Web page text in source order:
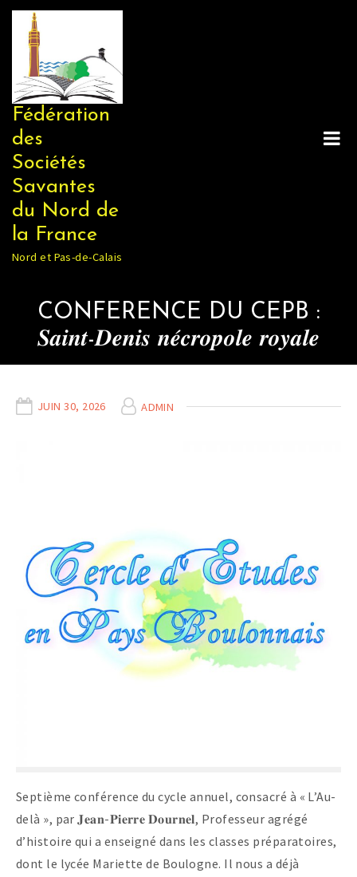
Skip
content
Fédération
des
Sociétés
Savantes
du Nord de
la France
Nord et Pas-de-Calais
CONFERENCE DU CEPB :
𝑺𝒂𝒊𝒏𝒕-𝑫𝒆𝒏𝒊𝒔 𝒏𝒆́𝒄𝒓𝒐𝒑𝒐𝒍𝒆 𝒓𝒐𝒚𝒂𝒍𝒆
JUIN 30, 2026 ADMIN
Septième conférence du cycle annuel, consacré à « L’Au-
delà », par 𝐉𝐞𝐚𝐧-𝐏𝐢𝐞𝐫𝐫𝐞 𝐃𝐨𝐮𝐫𝐧𝐞𝐥, Professeur agrégé
d’histoire qui a enseigné dans les classes préparatoires,
dont le lycée Mariette de Boulogne. Il nous a déjà